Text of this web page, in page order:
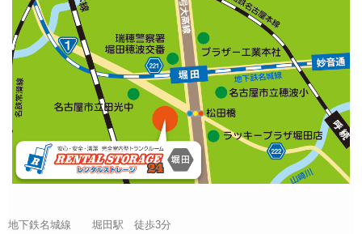
地下鉄名城線 堀田駅 徒歩3分